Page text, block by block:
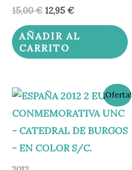
15,00€ 12,95 €
AÑADIR AL
CARRITO
¡Oferta!
El
precio
original
era:
15,00 €.
El
precio
actual
es:
12,95 €.